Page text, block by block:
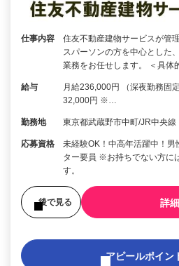
仕事内容
住友不動産建物サービスが管
スパーソンの方を中心とした
業務をお任せします。 ＜具体
給与
月給236,000円 （深夜勤務固
32,000円 ※…
勤務地 東京都武蔵野市中町/JR中央
応募資格
未経験OK！中高年活躍中！
ター要員 ※お持ちでない方に
す。
後で見る 詳
アピールポイン